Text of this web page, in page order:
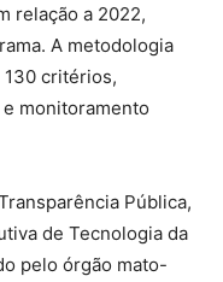
relação a 2022,
A metodologia
130 critérios,
monitoramento
Pública,
de Tecnologia da
pelo órgão mato-